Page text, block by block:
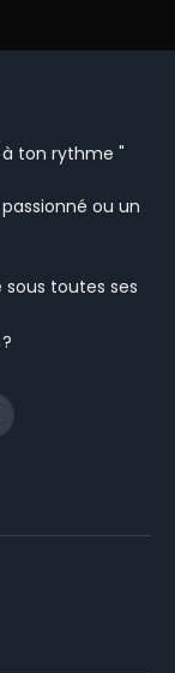
ton rythme "
ou un
toutes ses